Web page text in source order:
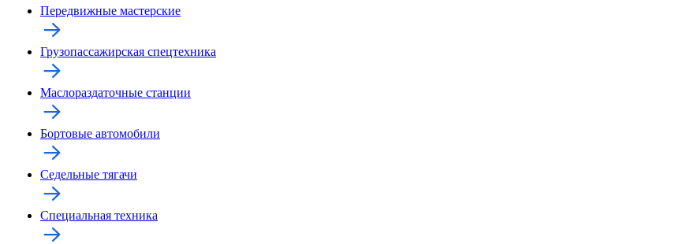
Передвижные мастерские
Грузопассажирская спецтехника
Маслораздаточные станции
Бортовые автомобили
Седельные тягачи
Специальная техника